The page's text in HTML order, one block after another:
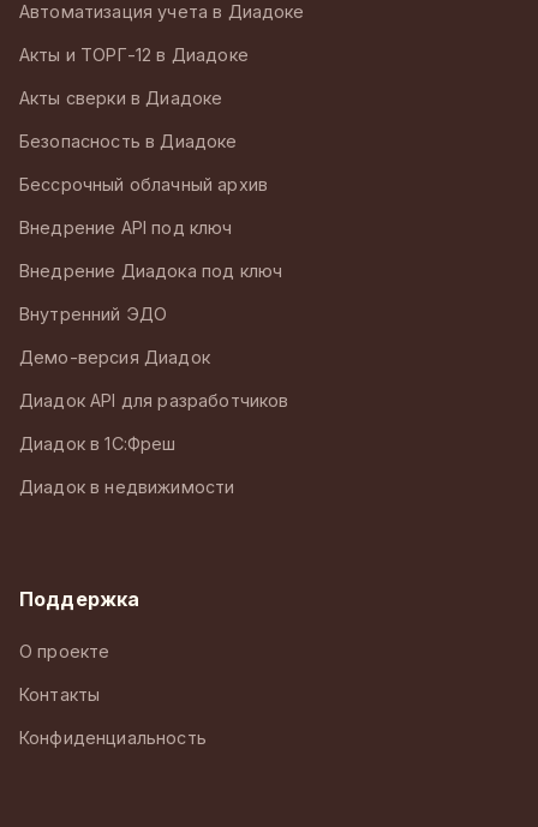
Автоматизация учета в Диадоке
Акты и ТОРГ-12 в Диадоке
Акты сверки в Диадоке
Безопасность в Диадоке
Бессрочный облачный архив
Внедрение API под ключ
Внедрение Диадока под ключ
Внутренний ЭДО
Демо-версия Диадок
Диадок API для разработчиков
Диадок в 1С:Фреш
Диадок в недвижимости
Поддержка
О проекте
Контакты
Конфиденциальность